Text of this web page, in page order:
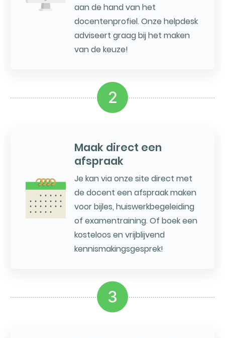
aan de hand van het
docentenprofiel. Onze helpdesk
adviseert graag bij het maken
van de keuze!
2
Maak direct een
afspraak
Je kan via onze site direct met
de docent een afspraak maken
voor bijles, huiswerkbegeleiding
of examentraining. Of boek een
kosteloos en vrijblijvend
kennismakingsgesprek!
3